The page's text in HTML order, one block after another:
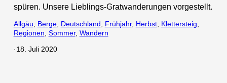
spüren. Unsere Lieblings-Gratwanderungen vorgestellt.
Allgäu, Berge, Deutschland, Frühjahr, Herbst, Klettersteig
Regionen, Sommer, Wandern
·18. Juli 2020